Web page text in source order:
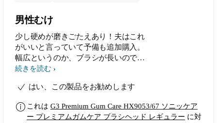
男性むけ
少し硬めが磨きごたえあり！夫はこれ
がいいと言っていて予備も追加購入。
幅広というのか、ブラシが長いので男
性にはちょうどいいのかも。
続きを読む
はい、この製品をお勧めします
これは G3 Premium Gum Care HX9053/67 ソニッケア
ー プレミアムガムケア ブラシヘッド レギュラー に対